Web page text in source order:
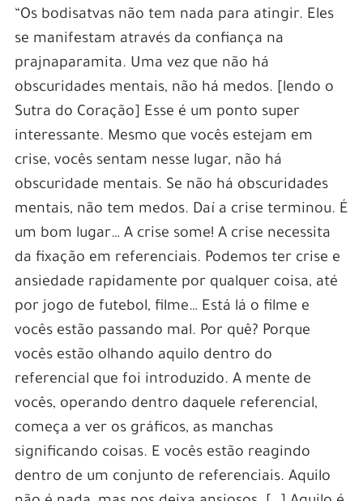
“Os bodisatvas não tem nada para atingir. Eles
se manifestam através da confiança na
prajnaparamita. Uma vez que não há
obscuridades mentais, não há medos. [lendo o
Sutra do Coração] Esse é um ponto super
interessante. Mesmo que vocês estejam em
crise, vocês sentam nesse lugar, não há
obscuridade mentais. Se não há obscuridades
mentais, não tem medos. Daí a crise terminou. É
um bom lugar… A crise some! A crise necessita
da fixação em referenciais. Podemos ter crise e
ansiedade rapidamente por qualquer coisa, até
por jogo de futebol, filme… Está lá o filme e
vocês estão passando mal. Por quê? Porque
vocês estão olhando aquilo dentro do
referencial que foi introduzido. A mente de
vocês, operando dentro daquele referencial,
começa a ver os gráficos, as manchas
significando coisas. E vocês estão reagindo
dentro de um conjunto de referenciais. Aquilo